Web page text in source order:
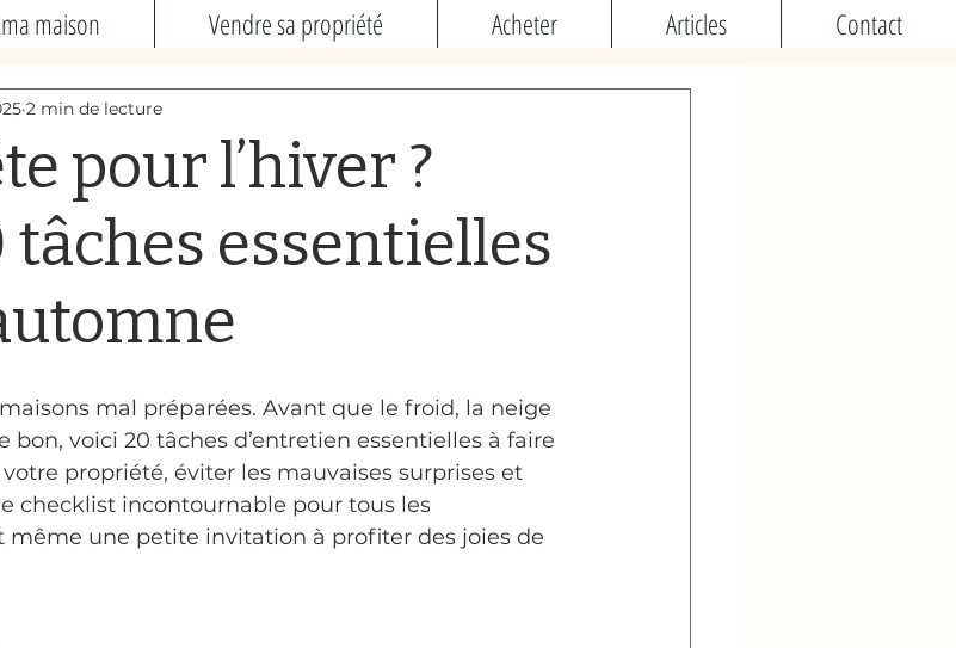
maison Vendre sa propriété Acheter Articles Contact
pour l’hiver ?
tâches essentielles
2 min de lecture
mal préparées. Avant que le froid, la neige
bon, voici 20 tâches d’entretien essentielles à faire
propriété, éviter les mauvaises surprises et
checklist incontournable pour tous les
une petite invitation à profiter des joies de